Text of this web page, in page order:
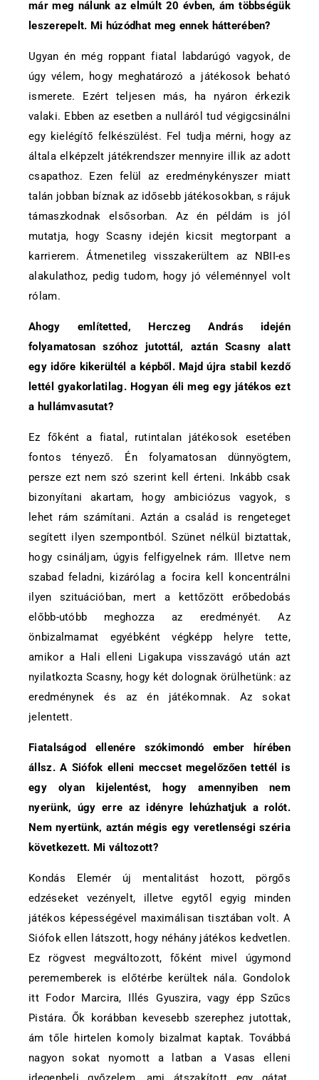
már meg nálunk az elmúlt 20 évben, ám többségük
leszerepelt. Mi húzódhat meg ennek hátterében?
Ugyan én még roppant fiatal labdarúgó vagyok, de
úgy vélem, hogy meghatározó a játékosok beható
ismerete. Ezért teljesen más, ha nyáron érkezik
valaki. Ebben az esetben a nulláról tud végigcsinálni
egy kielégítő felkészülést. Fel tudja mérni, hogy az
általa elképzelt játékrendszer mennyire illik az adott
csapathoz. Ezen felül az eredménykényszer miatt
talán jobban bíznak az idősebb játékosokban, s rájuk
támaszkodnak elsősorban. Az én példám is jól
mutatja, hogy Scasny idején kicsit megtorpant a
karrierem. Átmenetileg visszakerültem az NBII-es
alakulathoz, pedig tudom, hogy jó véleménnyel volt
rólam.
Ahogy említetted, Herczeg András idején
folyamatosan szóhoz jutottál, aztán Scasny alatt
egy időre kikerültél a képből. Majd újra stabil kezdő
lettél gyakorlatilag. Hogyan éli meg egy játékos ezt
a hullámvasutat?
Ez főként a fiatal, rutintalan játékosok esetében
fontos tényező. Én folyamatosan dünnyögtem,
persze ezt nem szó szerint kell érteni. Inkább csak
bizonyítani akartam, hogy ambiciózus vagyok, s
lehet rám számítani. Aztán a család is rengeteget
segített ilyen szempontból. Szünet nélkül biztattak,
hogy csináljam, úgyis felfigyelnek rám. Illetve nem
szabad feladni, kizárólag a focira kell koncentrálni
ilyen szituációban, mert a kettőzött erőbedobás
előbb-utóbb meghozza az eredményét. Az
önbizalmamat egyébként végképp helyre tette,
amikor a Hali elleni Ligakupa visszavágó után azt
nyilatkozta Scasny, hogy két dolognak örülhetünk: az
eredménynek és az én játékomnak. Az sokat
jelentett.
Fiatalságod ellenére szókimondó ember hírében
állsz. A Siófok elleni meccset megelőzően tettél is
egy olyan kijelentést, hogy amennyiben nem
nyerünk, úgy erre az idényre lehúzhatjuk a rolót.
Nem nyertünk, aztán mégis egy veretlenségi széria
következett. Mi változott?
Kondás Elemér új mentalitást hozott, pörgős
edzéseket vezényelt, illetve egytől egyig minden
játékos képességével maximálisan tisztában volt. A
Siófok ellen látszott, hogy néhány játékos kedvetlen.
Ez rögvest megváltozott, főként mivel úgymond
perememberek is előtérbe kerültek nála. Gondolok
itt Fodor Marcira, Illés Gyuszira, vagy épp Szűcs
Pistára. Ők korábban kevesebb szerephez jutottak,
ám tőle hirtelen komoly bizalmat kaptak. Továbbá
nagyon sokat nyomott a latban a Vasas elleni